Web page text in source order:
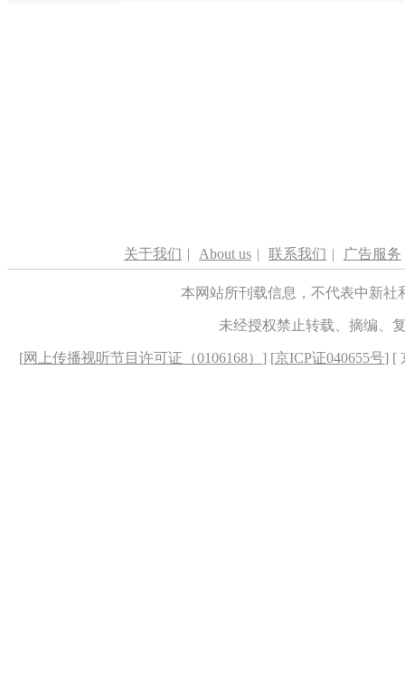
关于我们 | About us | 联系我们 | 广告服务
本网站所刊载信息，不代表中新
未经授权禁止转载、摘编、
[网上传播视听节目许可证（0106168） ] [京ICP证040655号] [